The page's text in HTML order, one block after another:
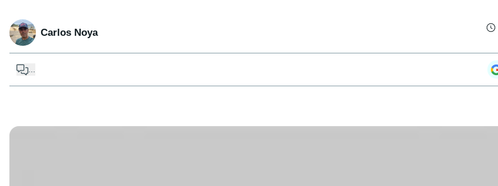
Carlos Noya
...